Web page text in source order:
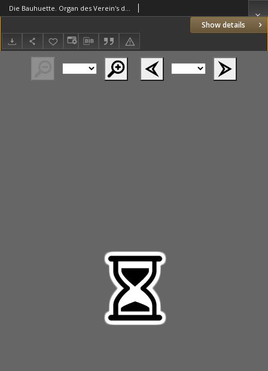
Show details
Die Bauhuette. Organ des Verein's deutscher Freimaurer 1878.12.07 Jg.21 Nr49